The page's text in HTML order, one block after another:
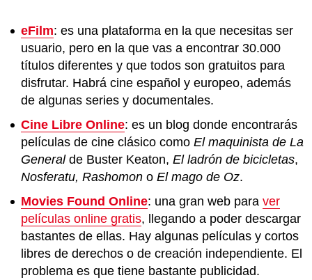
eFilm: es una plataforma en la que necesitas ser
usuario, pero en la que vas a encontrar 30.000
títulos diferentes y que todos son gratuitos para
disfrutar. Habrá cine español y europeo, además
de algunas series y documentales.
Cine Libre Online: es un blog donde encontrarás
películas de cine clásico como El maquinista de La
Generalde Buster Keaton, El ladrón de bicicletas,
Nosferatu, Rashomon o El mago de Oz.
Movies Found Online: una gran web para ver
películas online gratis, llegando a poder descargar
bastantes de ellas. Hay algunas películas y cortos
libres de derechos o de creación independiente. El
problema es que tiene bastante publicidad.